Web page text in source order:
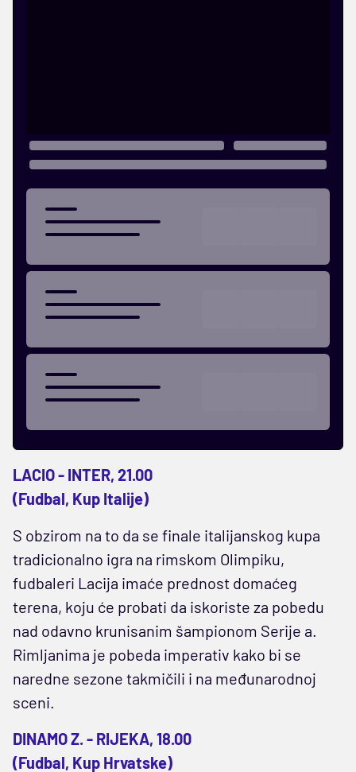
LACIO - INTER, 21.00
(Fudbal, Kup Italije)
S obzirom na to da se finale italijanskog kupa
tradicionalno igra na rimskom Olimpiku,
fudbaleri Lacija imaće prednost domaćeg
terena, koju će probati da iskoriste za pobedu
nad odavno krunisanim šampionom Serije a.
Rimljanima je pobeda imperativ kako bi se
naredne sezone takmičili i na međunarodnoj
sceni.
DINAMO Z. - RIJEKA, 18.00
(Fudbal, Kup Hrvatske)